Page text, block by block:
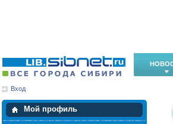
Вход
Мой профиль
Мои закладки